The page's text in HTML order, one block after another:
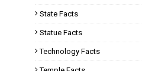
State Facts
Statue Facts
Technology Facts